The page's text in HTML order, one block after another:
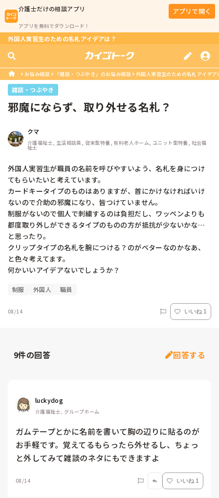
介護士だけの相談アプリ
アプリを無料でダウンロード！
アプリで開く
外国人実習生のための名札アイデアは？
お悩み相談 「雑談・つぶやき」のお悩み相談 外国人実習生のための名札アイデア
雑談・つぶやき
邪魔にならず、取り外せる名札？
クマ
介護福祉士, 生活相談員, 従来型特養, 有料老人ホーム, ユニット型特養, 社会福
祉士
外国人実習生が職員の名前を呼びやすいよう、名札を身につけ
てもらいたいと考えています。
カードキータイプのものはありますが、首にかけなければいけ
ないので介助の邪魔になり、皆つけていません。
制服がないので個人で刺繍するのは負担だし、ワッペンよりも
都度取り外しができるタイプのものの方が抵抗が少ないかな…
と思ったり。
クリップタイプの名札を腕につける？のがベターなのかなあ、
と色々考えてます。
何かいいアイデアないでしょうか？
制服 外国人 職員
08/14 いいね 1
9件の回答 回答する
luckydog
介護福祉士, グループホーム
ガムテープとかに名前を書いて胸の辺りに貼るのが
お手軽です。覚えてるもらったら外せるし、ちょっ
と外してみて雑談のネタにもできますよ
08/14 いいね 1